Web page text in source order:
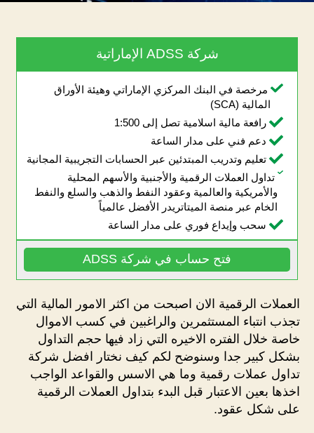
شركة ADSS الإماراتية
مرخصة في البنك المركزي الإماراتي وهيئة الأوراق
المالية (SCA)
رافعة مالية اسلامية تصل إلى 1:500
دعم فني على مدار الساعة
تعليم وتدريب المبتدئين عبر الحسابات التجريبية المجانية
تداول العملات الرقمية والأجنبية والأسهم المحلية
والأمريكية والعالمية وعقود النفط والذهب والسلع والنفط
الخام عبر منصة الميتاتريدر الأفضل عالمياً
سحب وإيداع فوري على مدار الساعة
فتح حساب في شركة ADSS
العملات الرقمية الان اصبحت من اكثر الامور المالية التي
تجذب انتباء المستثمرين والراغبين في كسب الاموال
خاصة خلال الفتره الاخيره التي زاد فيها حجم التداول
بشكل كبير جدا وسنوضح لكم كيف نختار افضل شركة
تداول عملات رقمية وما هي الاسس والقواعد الواجب
اخذها بعين الاعتبار قبل البدء بتداول العملات الرقمية
على شكل عقود.